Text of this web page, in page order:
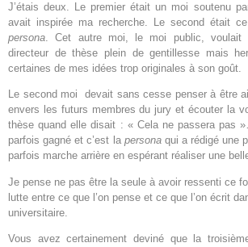
J’étais deux. Le premier était un moi soutenu
avait inspirée ma recherche. Le second était
persona. Cet autre moi, le moi public, voulait
directeur de thèse plein de gentillesse mais
certaines de mes idées trop originales à son goût.
Le second moi devait sans cesse penser à être
envers les futurs membres du jury et écouter la
thèse quand elle disait : « Cela ne passera pas
parfois gagné et c’est la personaqui a rédigé une
parfois marche arrière en espérant réaliser une
Je pense ne pas être la seule à avoir ressenti ce
lutte entre ce que l’on pense et ce que l’on écrit
universitaire.
Vous avez certainement deviné que la